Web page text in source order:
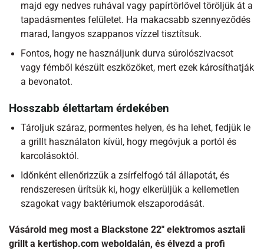
majd egy nedves ruhával vagy papírtörlővel töröljük át a
tapadásmentes felületet. Ha makacsabb szennyeződés
marad, langyos szappanos vízzel tisztítsuk.
Fontos, hogy ne használjunk durva súrolószivacsot
vagy fémből készült eszközöket, mert ezek károsíthatják
a bevonatot.
Hosszabb élettartam érdekében
Tároljuk száraz, pormentes helyen, és ha lehet, fedjük le
a grillt használaton kívül, hogy megóvjuk a portól és
karcolásoktól.
Időnként ellenőrizzük a zsírfelfogó tál állapotát, és
rendszeresen ürítsük ki, hogy elkerüljük a kellemetlen
szagokat vagy baktériumok elszaporodását.
Vásárold meg most a Blackstone 22″ elektromos asztali
grillt a kertishop.com weboldalán, és élvezd a profi